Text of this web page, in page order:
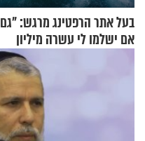
בעל אתר הרפטינג מרגש: "גם
אם ישלמו לי עשרה מיליון
שקלים - לא אפתח בשבת"